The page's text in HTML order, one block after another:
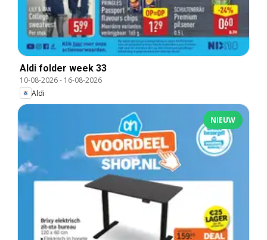
Aldi folder week 33
10-08-2026- 16-08-2026
Aldi
NIEUW